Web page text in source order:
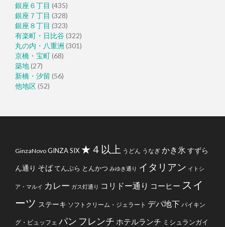
銀座６丁目 (435)
銀座７丁目 (328)
銀座８丁目 (323)
有楽町・日比谷(322)
丸の内・八重洲 (301)
京橋・宝町(68)
築地(27)
新橋・汐留 (56)
他地区(52)
GinzaNovo GINZA SIX ★４以上 うどん うなぎ かき氷 すずら
ん通り そばてんぷら とんかつ みゆき通り イタリアン イトシ
ア・マルイ カレー ガス灯通り コリドー通り コーヒー スイ
ーツ ステーキ ソフトクリーム・ジェラート デパ地下 バイキン
グ・ビュッフェ パン フレンチ ホテルランチ ミシュランガイ